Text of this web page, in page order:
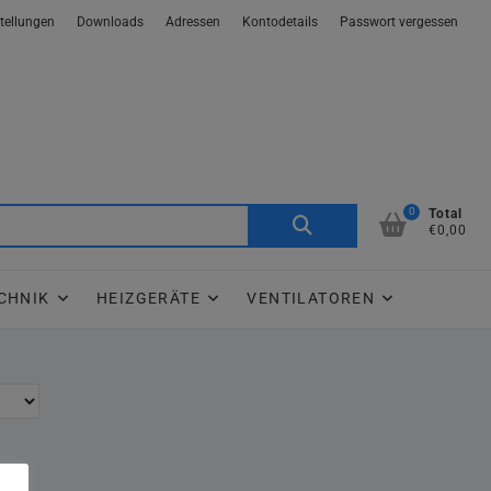
Downloads Adressen Kontodetails Passwort vergessen
0
Total
€0,00
HEIZGERÄTE VENTILATOREN